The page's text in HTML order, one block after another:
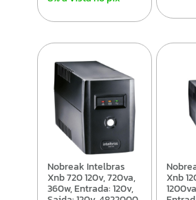
Nobreak Intelbras
Xnb 720 120v, 720va,
360w, Entrada: 120v,
Nobreak Intelbras
Xnb